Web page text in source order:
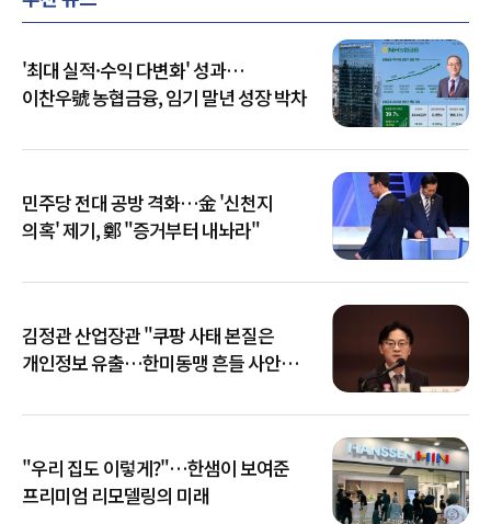
'최대 실적·수익 다변화' 성과…
이찬우號 농협금융, 임기 말년 성장 박차
민주당 전대 공방 격화…金 '신천지
의혹' 제기, 鄭 "증거부터 내놔라"
김정관 산업장관 "쿠팡 사태 본질은
개인정보 유출…한미동맹 흔들 사안
"우리 집도 이렇게?"…한샘이 보여준
프리미엄 리모델링의 미래